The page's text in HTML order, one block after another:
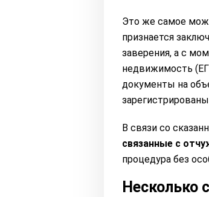
Это же самое
признается
заверения, а с
недвижимость
документы на
В связи со
связанные с
процедура без
Несколько